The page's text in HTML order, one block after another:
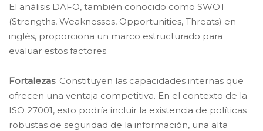
El análisis DAFO, también conocido como SWOT
(Strengths, Weaknesses, Opportunities, Threats) en
inglés, proporciona un marco estructurado para
evaluar estos factores.
Fortalezas: Constituyen las capacidades internas que
ofrecen una ventaja competitiva. En el contexto de la
ISO 27001, esto podría incluir la existencia de políticas
robustas de seguridad de la información, una alta